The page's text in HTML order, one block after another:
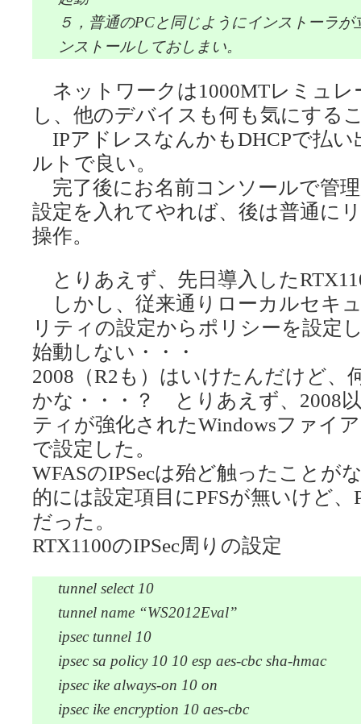
５，普通のPCと同じようにインストーラ
ンストールしておしまい。
ネットワークは1000MTレミュ
し、他のデバイスも何も気にする
IPアドレスなんかもDHCPで払
ルトで良い。
完了後にお名前コンソールで管
設定を入れてやれば、後は普通に
操作。
とりあえず、先日導入した
しかし、従来通りローカルセキ
リティの設定からポリシーを設定
始動しない・・・
2008（R2も）はいけたんだけど、
かな・・・？ とりあえず、2008
ティが強化されたWindowsファイ
で設定した。
WFASのIPSecは殆ど触ったことが
的には設定項目にPFSが無いけど
だった。
RTX1100のIPSec周りの設定
tunnel select 10
tunnel name “WS2012Eval”
ipsec tunnel 10
ipsec sa policy 10 10 esp aes-cbc sha-hmac
ipsec ike always-on 10 on
ipsec ike encryption 10 aes-cbc